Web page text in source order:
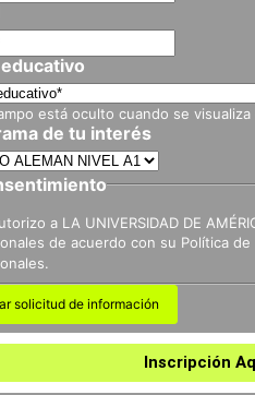
está oculto cuando se
de tu interés
a LA UNIVERSIDAD DE
de acuerdo con su Política
Inscripción